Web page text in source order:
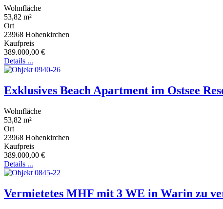
Wohnfläche
53,82 m²
Ort
23968 Hohenkirchen
Kaufpreis
389.000,00 €
Details ...
Exklusives Beach Apartment im Ostsee
Wohnfläche
53,82 m²
Ort
23968 Hohenkirchen
Kaufpreis
389.000,00 €
Details ...
Vermietetes MHF mit 3 WE in Warin zu